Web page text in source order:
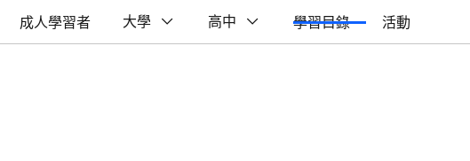
成人學習者 大學 高中 學習目錄 活動